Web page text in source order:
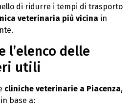
di ridurre i tempi di trasporto
veterinaria più vicina in
l’elenco delle
utili
cliniche veterinarie a Piacenza,
base a: